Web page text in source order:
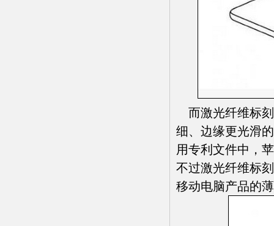
而激光纤维标刻
细、边缘更光滑
用专利文件中，
不过激光纤维标
移动电脑产品的